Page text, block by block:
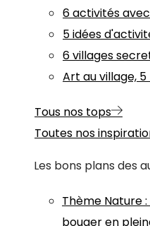
6 activités
5 idées
6 villages
Art au village,
Tous nos tops
Toutes nos
Les bons plans des
Thème Nature:
bouger en